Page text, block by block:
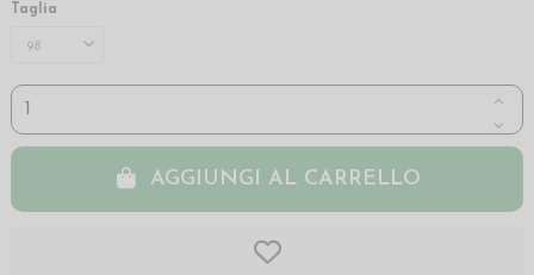
Taglia
AGGIUNGI AL CARRELLO